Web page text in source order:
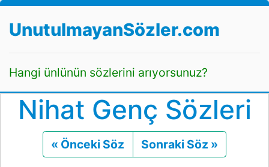
UnutulmayanSözler.com
Hangi ünlünün sözlerini arıyorsunuz?
Nihat Genç Sözleri
« Önceki Söz Önceki
Sonraki Söz »